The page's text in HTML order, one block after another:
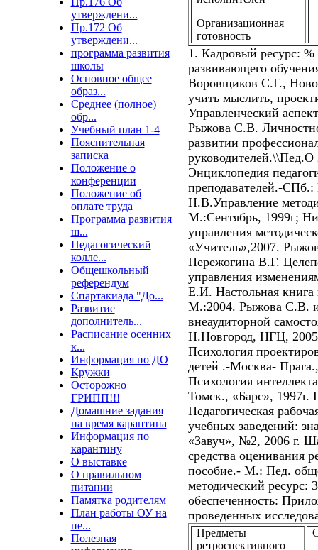
утверждени...
Пр.172 Об
утверждени...
программа развития
школы
Основное общее
образ...
Среднее (полное)
обр...
Учебный план 1-4
Пояснительная
записка
Положение о
конференции
Положение об
оплате труда
Программа развития
ш...
Педагогический
колле...
Общешкольный
референдум
Спартакиада "До...
Развитие
дополнитель...
Расписание осенних
к...
Информация по ДО
Кружки
Осторожно
ГРИПП!!!
Домашние задания
на время карантина
Информация по
карантину
О выставке
О правильном
питании
Памятка родителям
План работы ОУ на
пе...
Полезная
Организационная
готовность
1. Кадровый ресурс: %
развивающего
Воровщиков С.Г.,
учить мыслить,
Управленческий
Рыжова С.В.
развитии
Энциклопедия
преподавателей.-
Н.В.Управление
М.:Сентябрь, 1999г;
управления
«Учитель»,2007.
Пережогина В.Г.
управления
Е.И. Настольная книга
М.:2004. Рыжова С.В. и
внеаудиторной
Н.Новгород, НГЦ, 2005
Психология
детей .-Москва-
Психология
Томск., «Барс»,
Педагогическая
учебных заведений:
«Завуч», №2, 2006 г.
средства оценивания
пособие.- М.: Пед.
методический ресурс:
обеспеченность:
проведенных
Предметы
ретроспективного